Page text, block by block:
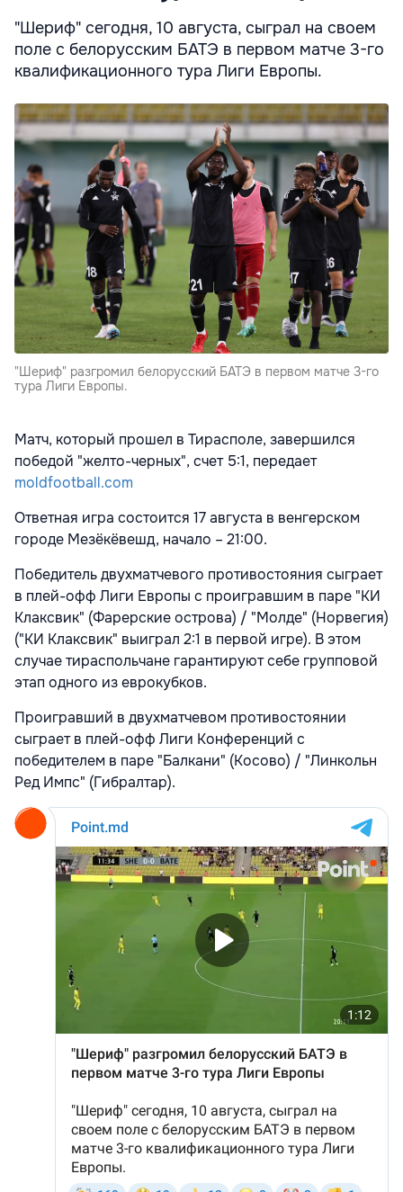
"Шериф" сегодня, 10 августа, сыграл на своем
поле с белорусским БАТЭ в первом матче 3-го
квалификационного тура Лиги Европы.
"Шериф" разгромил белорусский БАТЭ в первом матче 3-го
тура Лиги Европы.
Матч, который прошел в Тирасполе, завершился
победой "желто-черных", счет 5:1, передает
moldfootball.com
Ответная игра состоится 17 августа в венгерском
городе Мезёкёвешд, начало – 21:00.
Победитель двухматчевого противостояния сыграет
в плей-офф Лиги Европы с проигравшим в паре "КИ
Клаксвик" (Фарерские острова) / "Молде" (Норвегия)
("КИ Клаксвик" выиграл 2:1 в первой игре). В этом
случае тираспольчане гарантируют себе групповой
этап одного из еврокубков.
Проигравший в двухматчевом противостоянии
сыграет в плей-офф Лиги Конференций с
победителем в паре "Балкани" (Косово) / "Линкольн
Ред Импс" (Гибралтар).